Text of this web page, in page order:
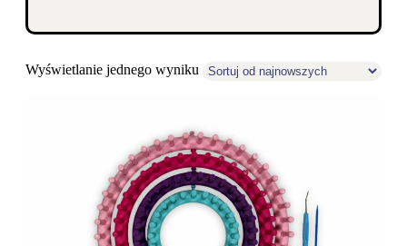
Wyświetlanie jednego wyniku